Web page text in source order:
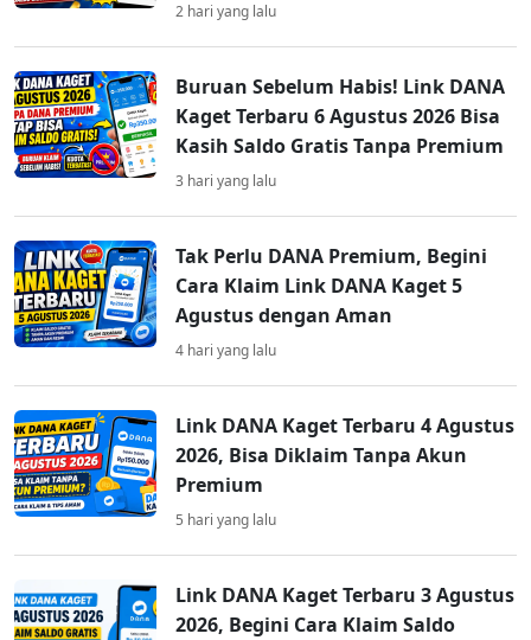
2 hari yang lalu
Buruan Sebelum Habis! Link DANA
Kaget Terbaru 6 Agustus 2026 Bisa
Kasih Saldo Gratis Tanpa Premium
3 hari yang lalu
Tak Perlu DANA Premium, Begini
Cara Klaim Link DANA Kaget 5
Agustus dengan Aman
4 hari yang lalu
Link DANA Kaget Terbaru 4 Agustus
2026, Bisa Diklaim Tanpa Akun
Premium
5 hari yang lalu
Link DANA Kaget Terbaru 3 Agustus
2026, Begini Cara Klaim Saldo